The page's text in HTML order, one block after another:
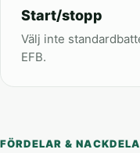
Start/stopp
Välj inte
EFB.
FÖRDELAR &